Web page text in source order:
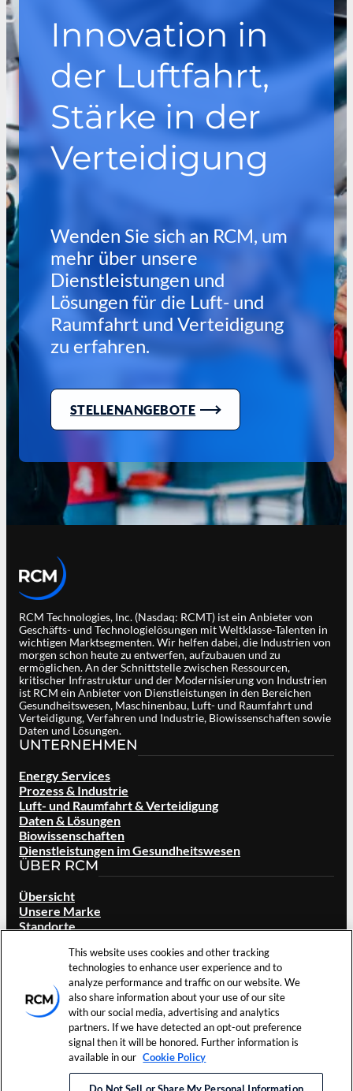
Innovation in
der Luftfahrt,
Stärke in der
Verteidigung
Wenden Sie sich an RCM, um
mehr über unsere
Dienstleistungen und
Lösungen für die Luft- und
Raumfahrt und Verteidigung
zu erfahren.
STELLENANGEBOTE
RCM Technologies, Inc. (Nasdaq: RCMT) ist ein Anbieter von
Geschäfts- und Technologielösungen mit Weltklasse-Talenten in
wichtigen Marktsegmenten. Wir helfen dabei, die Industrien von
morgen schon heute zu entwerfen, aufzubauen und zu
ermöglichen. An der Schnittstelle zwischen Ressourcen,
kritischer Infrastruktur und der Modernisierung von Industrien
ist RCM ein Anbieter von Dienstleistungen in den Bereichen
Gesundheitswesen, Maschinenbau, Luft- und Raumfahrt und
Verteidigung, Verfahren und Industrie, Biowissenschaften sowie
Daten und Lösungen.
UNTERNEHMEN
Energy Services
Prozess & Industrie
Luft- und Raumfahrt & Verteidigung
Daten & Lösungen
Biowissenschaften
Dienstleistungen im Gesundheitswesen
ÜBER RCM
Übersicht
Unsere Marke
Standorte
Investoren
Aktuelles & Veranstaltungen
Ressourcen
Kontakt
RCM
Technologies, Inc. Alle
Rechte vorbehalten.
Nutzungsbedingungen
Datenschutzbestimmungen
Cookie-
This website uses cookies and other tracking
technologies to enhance user experience and to
analyze performance and traffic on our website. We
also share information about your use of our site
with our social media, advertising and analytics
partners. If we have detected an opt-out preference
signal then it will be honored. Further information is
available in our Cookie Policy